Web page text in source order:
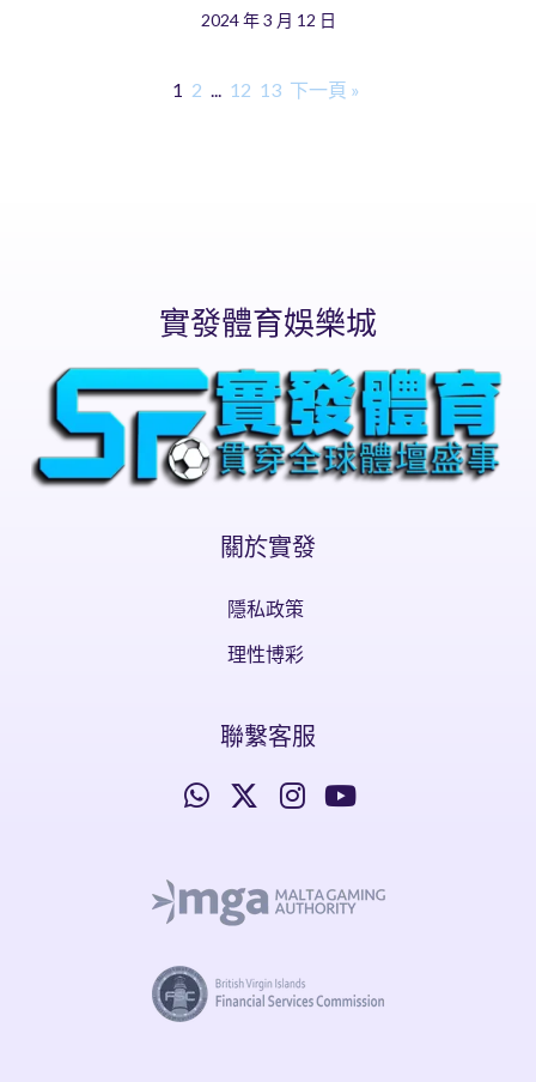
2024 年 3 月 12 日
1 2 ... 12 13 下一頁 »
實發體育娛樂城
關於實發
隱私政策
理性博彩
聯繫客服